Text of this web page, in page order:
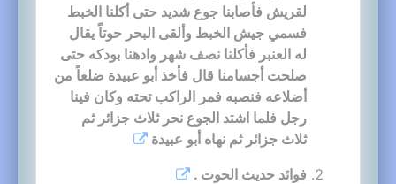
لقريش فأصابنا جوع شديد حتى أكلنا الخبط
فسمي جيش الخبط وألقى البحر حوتاً يقال
له العنبر فأكلنا نصف شهر وادهنا بودكه حتى
صلحت أجسامنا قال فأخذ أبو عبيدة ضلعاً من
أضلاعه فنصبه فمر الراكب تحته وكان فينا
رجل فلما اشتد الجوع نحر ثلاث جزائر ثم
ثلاث جزائر ثم نهاه أبو عبيدة
فوائد حديث الحوت .